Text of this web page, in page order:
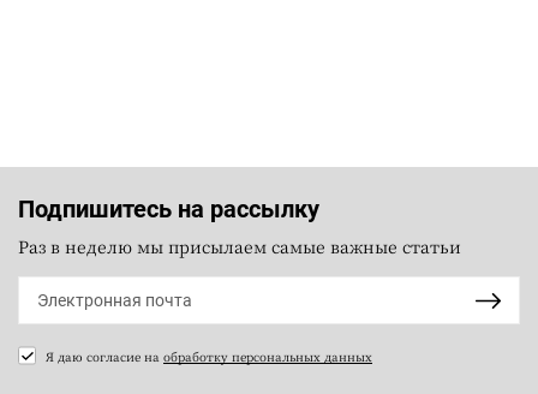
Подпишитесь на рассылку
Раз в неделю мы присылаем самые важные статьи
Я даю согласие на обработку персональных данных